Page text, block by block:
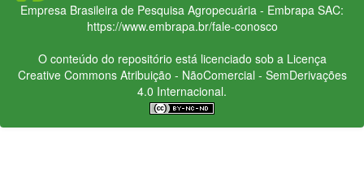
Empresa Brasileira de Pesquisa Agropecuária - Embrapa SAC:
https://www.embrapa.br/fale-conosco
O conteúdo do repositório está licenciado sob a Licença
Creative CommonsAtribuição - NãoComercial - SemDerivações
4.0 Internacional.